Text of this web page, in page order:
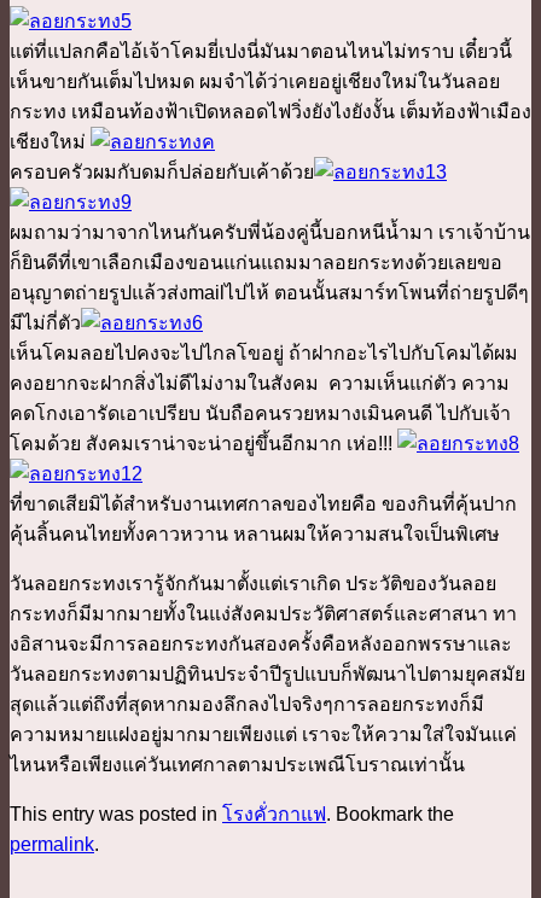
แต่ที่แปลกคือไอ้เจ้าโคมยี่เปงนี่มันมาตอนไหนไม่ทราบ เดี๋ยวนี้
เห็นขายกันเต็มไปหมด ผมจำได้ว่าเคยอยู่เชียงใหม่ในวันลอย
กระทง เหมือนท้องฟ้าเปิดหลอดไฟวิ่งยังไงยังงั้น เต็มท้องฟ้าเมือง
เชียงใหม่
ครอบครัวผมกับดมก็ปล่อยกับเค้าด้วย
ผมถามว่ามาจากไหนกันครับพี่น้องคู่นี้บอกหนีน้ำมา เราเจ้าบ้าน
ก็ยินดีที่เขาเลือกเมืองขอนแก่นแถมมาลอยกระทงด้วยเลยขอ
อนุญาตถ่ายรูปแล้วส่งmailไปไห้ ตอนนั้นสมาร์ทโพนที่ถ่ายรูปดีๆ
มีไม่กี่ตัว
เห็นโคมลอยไปคงจะไปไกลโขอยู่ ถ้าฝากอะไรไปกับโคมได้ผม
คงอยากจะฝากสิ่งไม่ดีไม่งามในสังคม ความเห็นแก่ตัว ความ
คดโกงเอารัดเอาเปรียบ นับถือคนรวยหมางเมินคนดี ไปกับเจ้า
โคมด้วย สังคมเราน่าจะน่าอยู่ขึ้นอีกมาก เห่อ!!!
ที่ขาดเสียมิได้สำหรับงานเทศกาลของไทยคือ ของกินที่คุ้นปาก
คุ้นลิ้นคนไทยทั้งคาวหวาน หลานผมให้ความสนใจเป็นพิเศษ
วันลอยกระทงเรารู้จักกันมาตั้งแต่เราเกิด ประวัติของวันลอย
กระทงก็มีมากมายทั้งในแง่สังคมประวัติศาสตร์และศาสนา ทา
งอิสานจะมีการลอยกระทงกันสองครั้งคือหลังออกพรรษาและ
วันลอยกระทงตามปฏิทินประจำปีรูปแบบก็พัฒนาไปตามยุคสมัย
สุดแล้วแต่ถึงที่สุดหากมองลึกลงไปจริงๆการลอยกระทงก็มี
ความหมายแฝงอยู่มากมายเพียงแต่ เราจะให้ความใส่ใจมันแค่
ไหนหรือเพียงแค่วันเทศกาลตามประเพณีโบราณเท่านั้น
This entry was posted in โรงคั่วกาแฟ. Bookmark the
permalink.